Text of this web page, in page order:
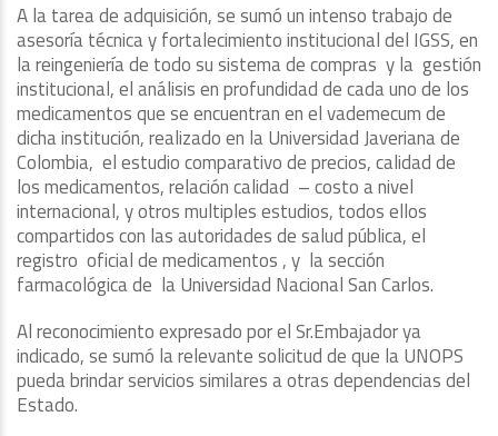
A la tarea de adquisición, se sumó un intenso trabajo de
asesoría técnica y fortalecimiento institucional del IGSS, en
la reingeniería de todo su sistema de compras y la gestión
institucional, el análisis en profundidad de cada uno de los
medicamentos que se encuentran en el vademecum de
dicha institución, realizado en la Universidad Javeriana de
Colombia, el estudio comparativo de precios, calidad de
los medicamentos, relación calidad – costo a nivel
internacional, y otros multiples estudios, todos ellos
compartidos con las autoridades de salud pública, el
registro oficial de medicamentos , y la sección
farmacológica de la Universidad Nacional San Carlos.
Al reconocimiento expresado por el Sr.Embajador ya
indicado, se sumó la relevante solicitud de que la UNOPS
pueda brindar servicios similares a otras dependencias del
Estado.